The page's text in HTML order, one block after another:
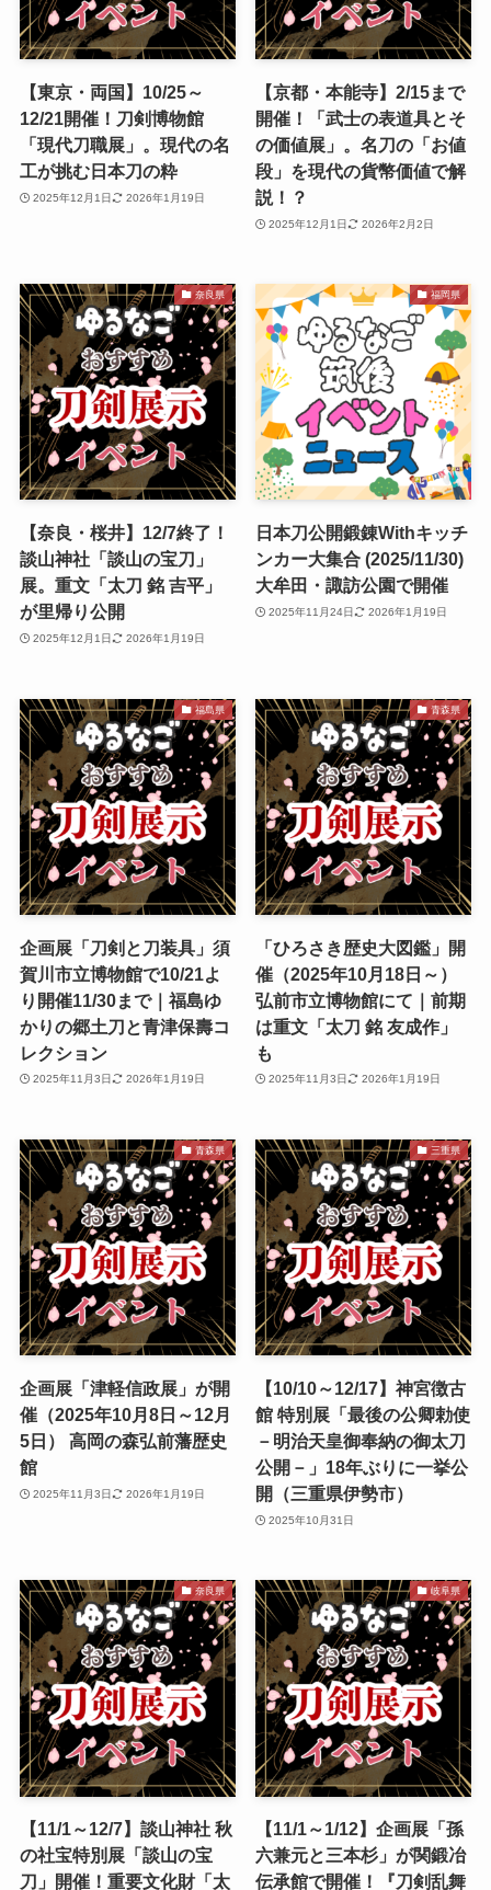
【東京・両国】10/25～
12/21開催！刀剣博物館
「現代刀職展」。現代の名
工が挑む日本刀の粋
2025年12月1日 2026年1月19日
【京都・本能寺】2/15まで
開催！「武士の表道具とそ
の価値展」。名刀の「お値
段」を現代の貨幣価値で解
説！？
2025年12月1日 2026年2月2日
奈良県
【奈良・桜井】12/7終了！
談山神社「談山の宝刀」
展。重文「太刀 銘 吉平」
が里帰り公開
2025年12月1日 2026年1月19日
福岡県
日本刀公開鍛錬Withキッチ
ンカー大集合 (2025/11/30)
大牟田・諏訪公園で開催
2025年11月24日 2026年1月19日
福島県
企画展「刀剣と刀装具」須
賀川市立博物館で10/21よ
り開催11/30まで｜福島ゆ
かりの郷土刀と青津保壽コ
レクション
2025年11月3日 2026年1月19日
青森県
「ひろさき歴史大図鑑」開
催（2025年10月18日～）
弘前市立博物館にて｜前期
は重文「太刀 銘 友成作」
も
2025年11月3日 2026年1月19日
青森県
企画展「津軽信政展」が開
催（2025年10月8日～12月
5日） 高岡の森弘前藩歴史
館
2025年11月3日 2026年1月19日
三重県
【10/10～12/17】神宮徴古
館 特別展「最後の公卿勅使
－明治天皇御奉納の御太刀
公開－」18年ぶりに一挙公
開（三重県伊勢市）
2025年10月31日
奈良県
【11/1～12/7】談山神社 秋
の社宝特別展「談山の宝
刀」開催！重要文化財「太
岐阜県
【11/1～1/12】企画展「孫
六兼元と三本杉」が関鍛冶
伝承館で開催！『刀剣乱舞